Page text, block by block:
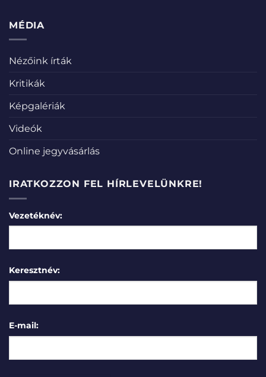
MÉDIA
Nézőink írták
Kritikák
Képgalériák
Videók
Online jegyvásárlás
IRATKOZZON FEL HÍRLEVELÜNKRE!
Vezetéknév:
Keresztnév:
E-mail: